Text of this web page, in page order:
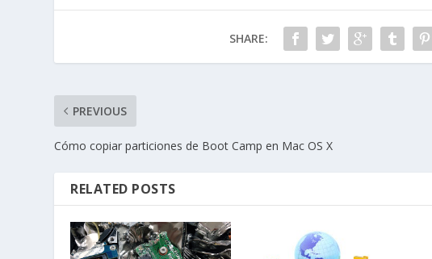
SHARE:
PREVIOUS
Cómo copiar particiones de Boot Camp en Mac OS X
RELATED POSTS